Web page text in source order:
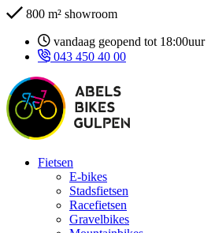
800 m² showroom
vandaag geopend tot 18:00uur
043 450 40 00
Fietsen
E-bikes
Stadsfietsen
Racefietsen
Gravelbikes